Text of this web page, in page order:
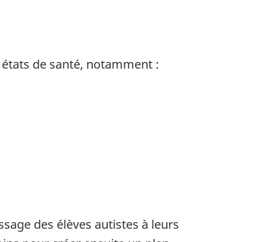
de santé, notamment :
des élèves autistes à leurs